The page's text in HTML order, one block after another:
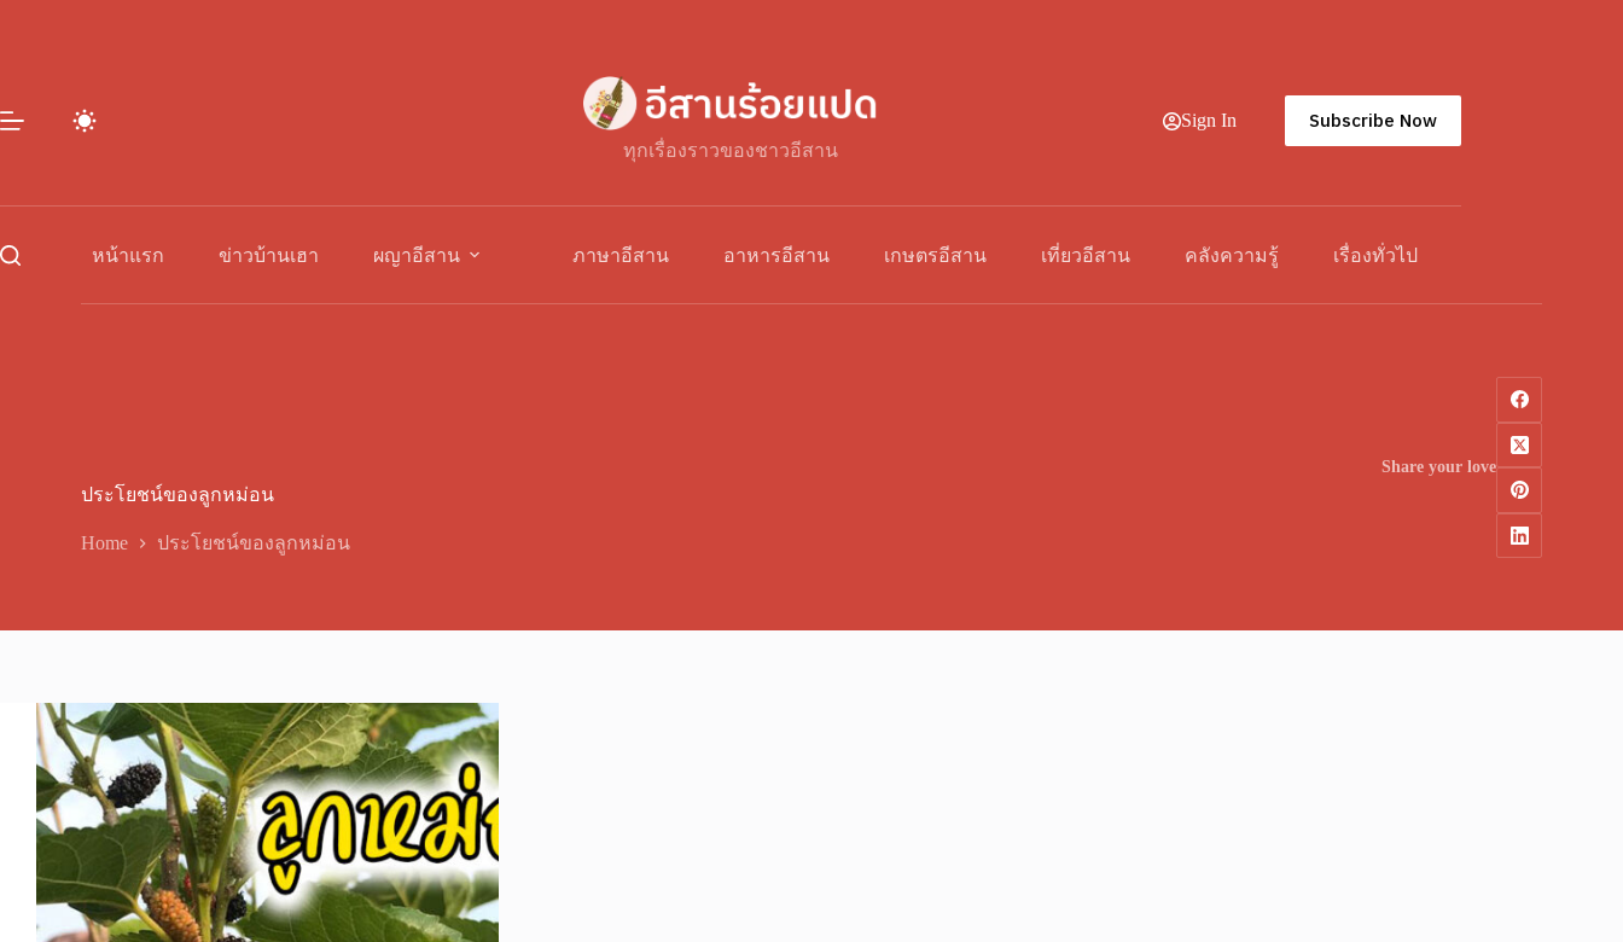
ทุกเรื่องราวของชาวอีสาน
Sign In Subscribe Now
หน้าแรก ข่าวบ้านเฮา ผญาอีสาน ภาษาอีสาน อาหารอีสาน เกษตรอีสาน เที่ยวอีสาน คลังความรู้ เรื่องทั่วไป
ประโยชน์ของลูกหม่อน
Home ประโยชน์ของลูกหม่อน
Share your love